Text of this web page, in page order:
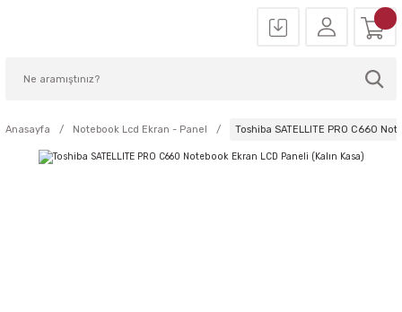
Anasayfa Notebook Lcd Ekran - Panel Toshiba SATELLITE PRO C660